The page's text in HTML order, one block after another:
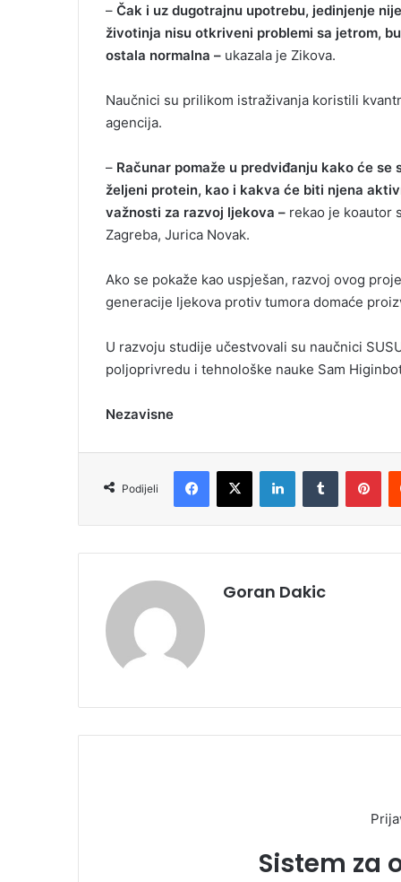
– Čak i uz dugotrajnu upotrebu, jedinjenje
životinja nisu otkriveni problemi sa jetrom,
ostala normalna – ukazala je Zikova.
Naučnici su prilikom istraživanja koristili
agencija.
– Računar pomaže u predviđanju kako će
željeni protein, kao i kakva će biti njena
važnosti za razvoj ljekova – rekao je koautor
Zagreba, Jurica Novak.
Ako se pokaže kao uspješan, razvoj ovog
generacije ljekova protiv tumora domaće
U razvoju studije učestvovali su naučnici
poljoprivredu i tehnološke nauke Sam
Nezavisne
Podijeli
Goran Dakic
Sistem za